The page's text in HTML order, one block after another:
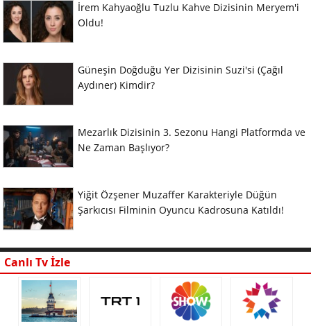
İrem Kahyaoğlu Tuzlu Kahve Dizisinin Meryem'i
Oldu!
Güneşin Doğduğu Yer Dizisinin Suzi'si (Çağıl
Aydıner) Kimdir?
Mezarlık Dizisinin 3. Sezonu Hangi Platformda ve
Ne Zaman Başlıyor?
Yiğit Özşener Muzaffer Karakteriyle Düğün
Şarkıcısı Filminin Oyuncu Kadrosuna Katıldı!
Canlı Tv İzle